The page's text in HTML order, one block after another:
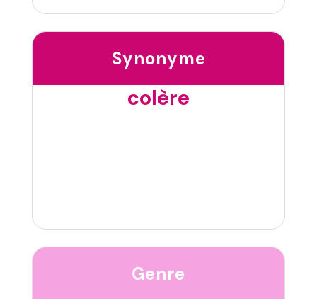
Synonyme
colère
Genre